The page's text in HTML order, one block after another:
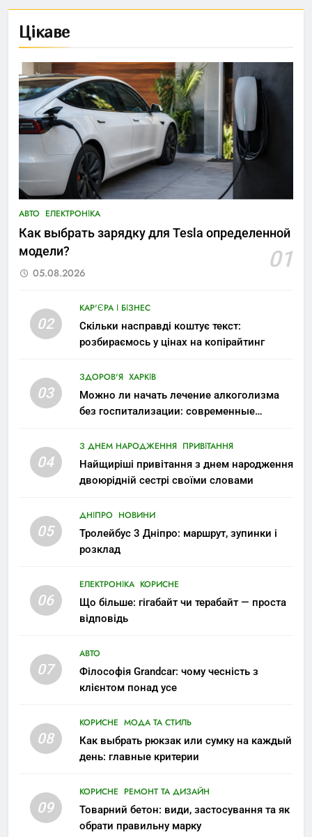
Цікаве
АВТО ЕЛЕКТРОНІКА
Как выбрать зарядку для Tesla определенной
модели?
01
05.08.2026
02
КАР'ЄРА І БІЗНЕС
Скільки насправді коштує текст:
розбираємось у цінах на копірайтинг
03
ЗДОРОВ'Я ХАРКІВ
Можно ли начать лечение алкоголизма
без госпитализации: современные
04
З ДНЕМ НАРОДЖЕННЯ ПРИВІТАННЯ
Найщиріші привітання з днем народження
двоюрідній сестрі своїми словами
05
ДНІПРО НОВИНИ
Тролейбус 3 Дніпро: маршрут, зупинки і
розклад
06
ЕЛЕКТРОНІКА КОРИСНЕ
Що більше: гігабайт чи терабайт — проста
відповідь
07
АВТО
Філософія Grandcar: чому чесність з
клієнтом понад усе
08
КОРИСНЕ МОДА ТА СТИЛЬ
Как выбрать рюкзак или сумку на каждый
день: главные критерии
09
КОРИСНЕ РЕМОНТ ТА ДИЗАЙН
Товарний бетон: види, застосування та як
обрати правильну марку